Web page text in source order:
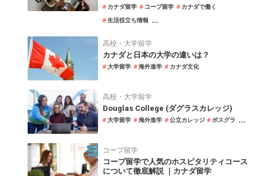
カナダ留学 コープ留学
カナダで働く
生活役立ち情報 ...
高校・大学留学
カナダと日本の大学の違いは？
大学留学 海外進学 カナダ文化
高校・大学留学
Douglas College (ダグラスカレッジ)
大学留学 海外進学 公立カレッジ ポスグラ ...
コープ留学
コープ留学で人気のホスピタリティコース
について徹底解説 ｜カナダ留学